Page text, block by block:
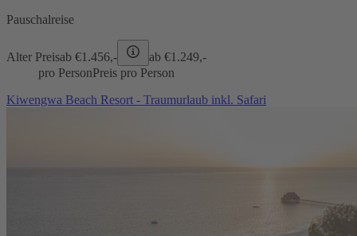
Pauschalreise
Alter Preisab €1.456,- ab €1.249,-
pro PersonPreis pro Person
Kiwengwa Beach Resort - Traumurlaub inkl. Safari